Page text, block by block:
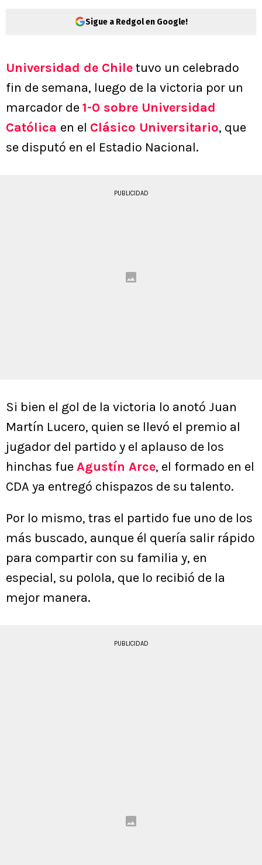
Sigue a Redgol en Google!
Universidad de Chiletuvo un celebrado
fin de semana, luego de la victoria por un
marcador de1-0 sobre Universidad
Católica en el Clásico Universitario, que
se disputó en el Estadio Nacional.
PUBLICIDAD
Si bien el gol de la victoria lo anotó Juan
Martín Lucero, quien se llevó el premio al
jugador del partido y el aplauso de los
hinchas fueAgustín Arce, el formado en el
CDA ya entregó chispazos de su talento.
Por lo mismo, tras el partido fue uno de los
más buscado, aunque él quería salir rápido
para compartir con su familia y, en
especial, su polola, que lo recibió de la
mejor manera.
PUBLICIDAD